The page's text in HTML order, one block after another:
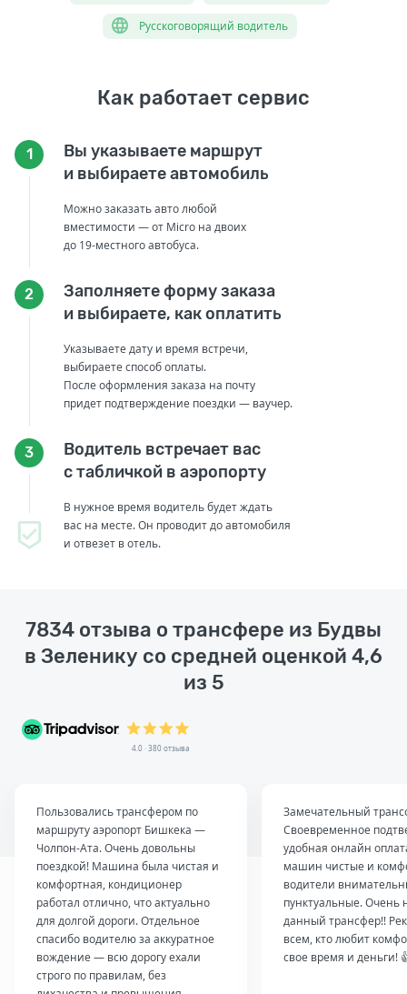
Русскоговорящий водитель
Как работает сервис
1
Вы указываете маршрут
и выбираете автомобиль
Можно заказать авто любой
вместимости — от Micro на двоих
до 19-местного автобуса.
2
Заполняете форму заказа
и выбираете, как оплатить
Указываете дату и время встречи,
выбираете способ оплаты.
После оформления заказа на почту
придет подтверждение поездки — ваучер.
3
Водитель встречает вас
с табличкой в аэропорту
В нужное время водитель будет ждать
вас на месте. Он проводит до автомобиля
и отвезет в отель.
7834 отзыва о трансфере из Будвы
в Зеленику со средней оценкой 4,6
из 5
4.0 · 380 отзыва
Пользовались трансфером по
маршруту аэропорт Бишкека —
Чолпон-Ата. Очень довольны
поездкой! Машина была чистая и
комфортная, кондиционер
работал отлично, что актуально
для долгой дороги. Отдельное
спасибо водителю за аккуратное
вождение — всю дорогу ехали
строго по правилам, без
Замечательный
Своевременное
удобная онлайн
машин чистые и
водители
пунктуальные. Очень
данный трансфер!!
всем, кто любит
свое время и деньги!